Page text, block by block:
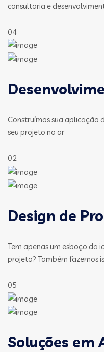
consultoria e
04
Construímos sua aplicação
seu projeto no ar
02
Design de
Tem apenas um esboço da
projeto? Também fazemos
05
Soluções em